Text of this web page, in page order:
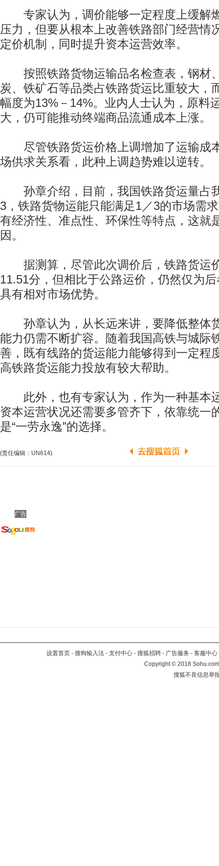
专家认为，调价能够一定程度上缓解
压力，但要从根本上改善铁路部门经营情
定价机制，同时提升资本运营效率。
按照铁路货物运输品名检查表，钢材
炭、铁矿石等品类占铁路货运比重较大，
幅度为13%－14%。业内人士认为，原料
大，仍可能推动终端商品流通成本上涨。
尽管铁路货运价格上调增加了运输成
场供求关系看，此种上调趋势难以逆转。
孙章介绍，目前，我国铁路货运量占
3，铁路货物运能只能满足1／3的市场需
有经济性、准点性、环保性等特点，这就
因。
据测算，尽管此次调价后，铁路货运
11.51分，但相比于公路运价，仍然仅为
具有相对市场优势。
孙章认为，从长远来讲，要降低整体
能力仍需不断扩容。随着我国高铁与城际
善，既有线路的货运能力能够得到一定程
高铁路货运能力投放有较大帮助。
此外，也有专家认为，作为一种基本
资本运营状况还需要多管齐下，依靠统一
是“一劳永逸”的选择。
(责任编辑：UN614)
广告
设置首页 - 搜狗输入法 - 支付中心 - 搜狐招聘 - 广告服务 - 客服中心
Copyright©2018
搜狐不良信息举